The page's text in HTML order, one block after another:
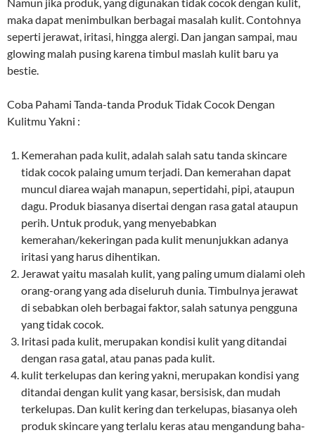
maka dapat menimbulkan berbagai masalah kulit. Contohnya
seperti jerawat, iritasi, hingga alergi. Dan jangan sampai, mau
glowing malah pusing karena timbul maslah kulit baru ya
bestie.
Coba Pahami Tanda-tanda Produk Tidak Cocok Dengan
Kulitmu Yakni :
Kemerahan pada kulit, adalah salah satu tanda skincare
tidak cocok palaing umum terjadi. Dan kemerahan dapat
muncul diarea wajah manapun, sepertidahi, pipi, ataupun
dagu. Produk biasanya disertai dengan rasa gatal ataupun
perih. Untuk produk, yang menyebabkan
kemerahan/kekeringan pada kulit menunjukkan adanya
iritasi yang harus dihentikan.
Jerawat yaitu masalah kulit, yang paling umum dialami oleh
orang-orang yang ada diseluruh dunia. Timbulnya jerawat
di sebabkan oleh berbagai faktor, salah satunya pengguna
yang tidak cocok.
Iritasi pada kulit, merupakan kondisi kulit yang ditandai
dengan rasa gatal, atau panas pada kulit.
kulit terkelupas dan kering yakni, merupakan kondisi yang
ditandai dengan kulit yang kasar, bersisisk, dan mudah
terkelupas. Dan kulit kering dan terkelupas, biasanya oleh
produk skincare yang terlalu keras atau mengandung baha-